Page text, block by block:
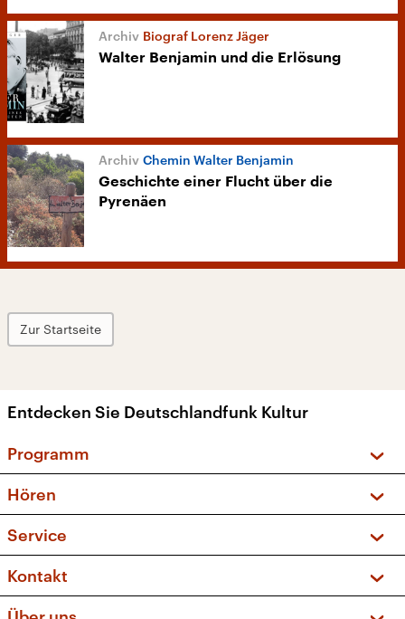
Biograf Lorenz Jäger
Walter Benjamin und die Erlösung
Chemin Walter Benjamin
Geschichte einer Flucht über die
Pyrenäen
Zur Startseite
Entdecken Sie Deutschlandfunk Kultur
Programm
Sendungen und Podcasts
Musikliste
Kakadu – Das Kinderprogramm
Hören
Frequenzen (UKW + DAB+)
Service
FAQ
Apps
Kontakt